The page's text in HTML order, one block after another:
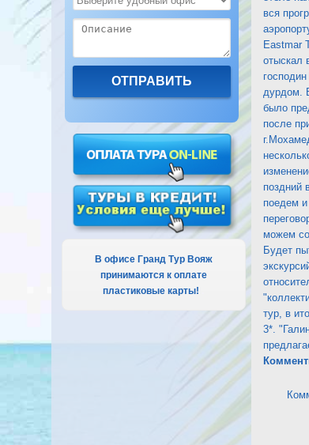
В офисе Гранд Тур Вояж
принимаются к оплате
пластиковые карты!
вся
Eastmar
отыскал
дурдом.
было
после
поздний
поедем
можем
Будет
тур, в
3*.